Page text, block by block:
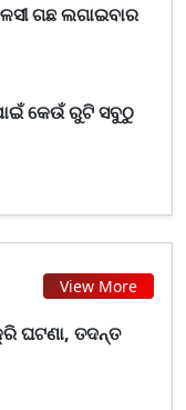
ଗଛ ଲଗାଇବାର
କେଉଁ ରୁଟି ସବୁଠୁ
View More
ଘଟଣା, ତଦନ୍ତ